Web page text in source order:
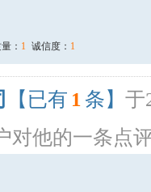
： 1 诚信度： 1
【已有 1 条】 于
对他的一条点